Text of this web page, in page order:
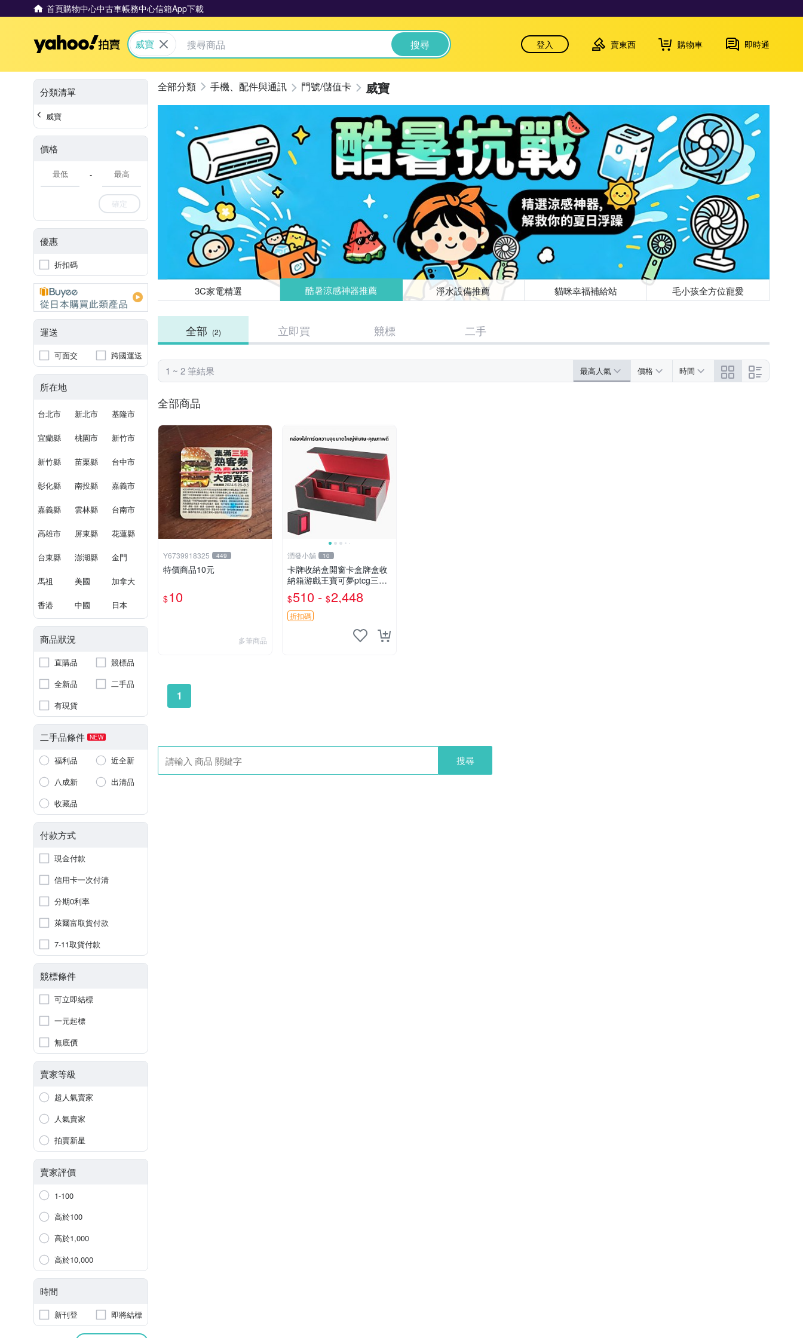
首頁購物中心中古車帳務中心信箱App下載
Yahoo拍賣
威寶 搜尋 登入 賣東西 購物車 即時通
分類清單
威寶
價格
-
確定
優惠
折扣碼
運送
可面交 跨國運送
所在地
台北市 新北市 基隆市
宜蘭縣 桃園市 新竹市
新竹縣 苗栗縣 台中市
彰化縣 南投縣 嘉義市
嘉義縣 雲林縣 台南市
高雄市 屏東縣 花蓮縣
台東縣 澎湖縣 金門
馬祖 美國 加拿大
香港 中國 日本
商品狀況
直購品
競標品
全新品
二手品
有現貨
二手品條件 NEW
福利品
近全新
八成新
出清品
收藏品
付款方式
現金付款
信用卡一次付清
分期0利率
萊爾富取貨付款
7-11取貨付款
競標條件
可立即結標
一元起標
無底價
賣家等級
超人氣賣家
人氣賣家
拍賣新星
賣家評價
1-100
高於100
高於1,000
高於10,000
時間
新刊登 即將結標
手機、配件與通訊 門號/儲值卡 威寶
3C家電精選 酷暑涼感神器推薦 淨水設備推薦 貓咪幸福補給站 毛小孩全方位寵愛
全部 (2) 立即買 競標 二手
1 ~ 2 筆結果 最高人氣 價格 時間
全部商品
Y6739918325 449
特價商品10元
$10
多筆商品
潤發小舖 10
卡牌收納盒開窗卡盒牌盒收
納箱游戲王寶可夢ptcg三國
殺海賊王dtcg
$510 - $2,448
折扣碼
1
搜尋